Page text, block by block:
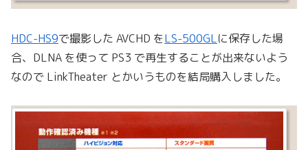
HDC-HS9で撮影した AVCHD をLS-500GLに保存した場
合、DLNA を使って PS3 で再生することが出来ないよう
なので LinkTheater とかいうものを結局購入しました。